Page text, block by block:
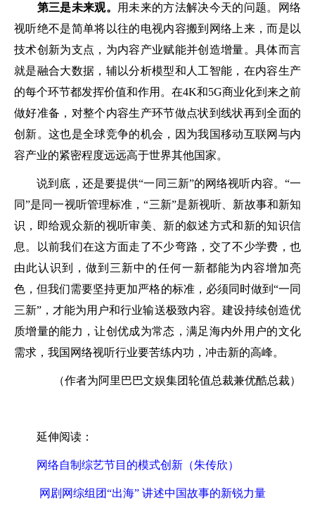
第三是未来观。
用未来的方法解决今天的问题。网络
视听绝不是简单将以往的电视内容搬到网络上来，而是以
技术创新为支点，为内容产业赋能并创造增量。具体而言
就是融合大数据，辅以分析模型和人工智能，在内容生产
的每个环节都发挥价值和作用。在4K和5G商业化到来之前
做好准备，对整个内容生产环节做点状到线状再到全面的
创新。这也是全球竞争的机会，因为我国移动互联网与内
容产业的紧密程度远远高于世界其他国家。
说到底，还是要提供“一同三新”的网络视听内容。“一
同”是同一视听管理标准，“三新”是新视听、新故事和新知
识，即给观众新的视听审美、新的叙述方式和新的知识信
息。以前我们在这方面走了不少弯路，交了不少学费，也
由此认识到，做到三新中的任何一新都能为内容增加亮
色，但我们需要坚持更加严格的标准，必须同时做到“一同
三新”，才能为用户和行业输送极致内容。建设持续创造优
质增量的能力，让创优成为常态，满足海内外用户的文化
需求，我国网络视听行业要苦练内功，冲击新的高峰。
（作者为阿里巴巴文娱集团轮值总裁兼优酷总裁）
延伸阅读：
网络自制综艺节目的模式创新（朱传欣）
网剧网综组团“出海” 讲述中国故事的新锐力量